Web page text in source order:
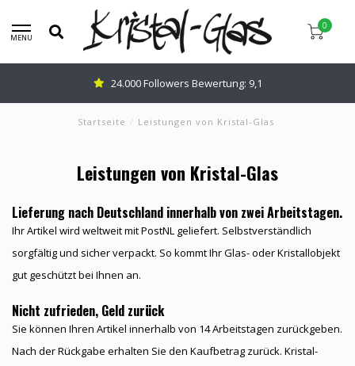
MENU
0
24.000 Followers Bewertung: 9,1
Startseite / Leistungen von Kristal-Glas
Leistungen von Kristal-Glas
Lieferung nach Deutschland innerhalb von zwei Arbeitstagen.
Ihr Artikel wird weltweit mit PostNL geliefert. Selbstverständlich
sorgfältig und sicher verpackt. So kommt Ihr Glas- oder Kristallobjekt
gut geschützt bei Ihnen an.
Nicht zufrieden, Geld zurück
Sie können Ihren Artikel innerhalb von 14 Arbeitstagen zurückgeben.
Nach der Rückgabe erhalten Sie den Kaufbetrag zurück. Kristal-